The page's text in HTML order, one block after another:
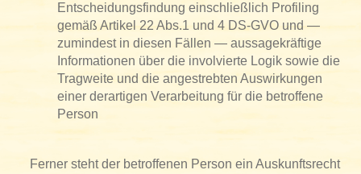
Entscheidungsfindung einschließlich Profiling
gemäß Artikel 22 Abs.1 und 4 DS-GVO und —
zumindest in diesen Fällen — aussagekräftige
Informationen über die involvierte Logik sowie die
Tragweite und die angestrebten Auswirkungen
einer derartigen Verarbeitung für die betroffene
Person
Ferner steht der betroffenen Person ein Auskunftsrecht